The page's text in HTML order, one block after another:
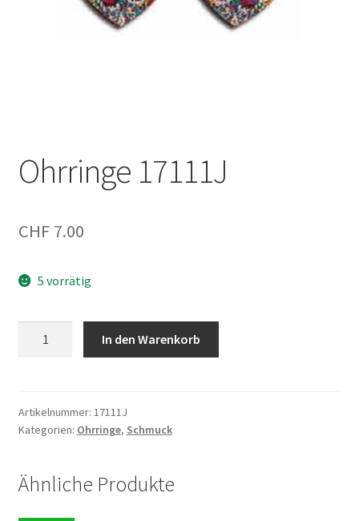
Ohrringe 17111J
CHF7.00
5 vorrätig
In den Warenkorb
Artikelnummer: 17111J
Kategorien: Ohrringe, Schmuck
Ähnliche Produkte